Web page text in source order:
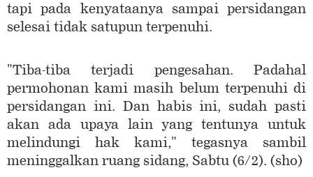
tapi pada kenyataanya sampai persidangan
selesai tidak satupun terpenuhi.
"Tiba-tiba terjadi pengesahan. Padahal
permohonan kami masih belum terpenuhi di
persidangan ini. Dan habis ini, sudah pasti
akan ada upaya lain yang tentunya untuk
melindungi hak kami," tegasnya sambil
meninggalkan ruang sidang, Sabtu (6/2). (sho)